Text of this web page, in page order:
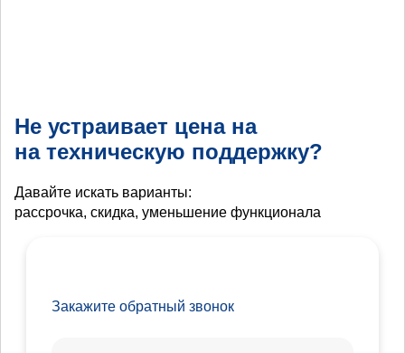
Не устраивает цена на
на техническую поддержку?
Давайте искать варианты:
рассрочка, скидка, уменьшение функционала
Закажите обратный звонок